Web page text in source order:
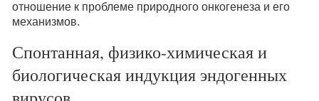
отношение к проблеме природного онкогенеза и его
механизмов.
Спонтанная, физико-химическая и
биологическая индукция эндогенных